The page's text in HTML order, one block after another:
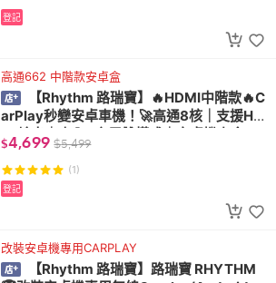
登記
高通662 中階款安卓盒
【Rhythm 路瑞寶】🔥HDMI中階款🔥C
arPlay秒變安卓車機！🚀高通8核｜支援HD
MI輸出｜車內+家用雙模式｜安卓機上盒
$4,699 $5,499
(1)
登記
改裝安卓機專用CARPLAY
【Rhythm 路瑞寶】路瑞寶 RHYTHM